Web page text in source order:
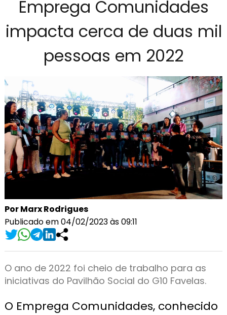
Emprega Comunidades
impacta cerca de duas mil
pessoas em 2022
Por Marx Rodrigues
Publicado em 04/02/2023 às 09:11
O ano de 2022 foi cheio de trabalho para as
iniciativas do Pavilhão Social do G10 Favelas.
O Emprega Comunidades, conhecido